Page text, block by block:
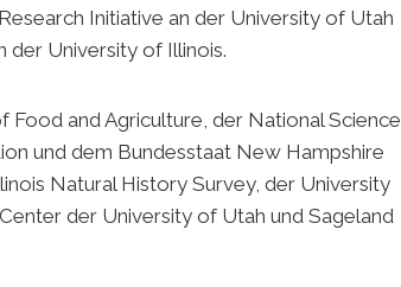
Initiative an der University of Utah
der University of Illinois.
and Agriculture, der National Science
und dem Bundesstaat New Hampshire
Natural History Survey, der University
der University of Utah und Sageland